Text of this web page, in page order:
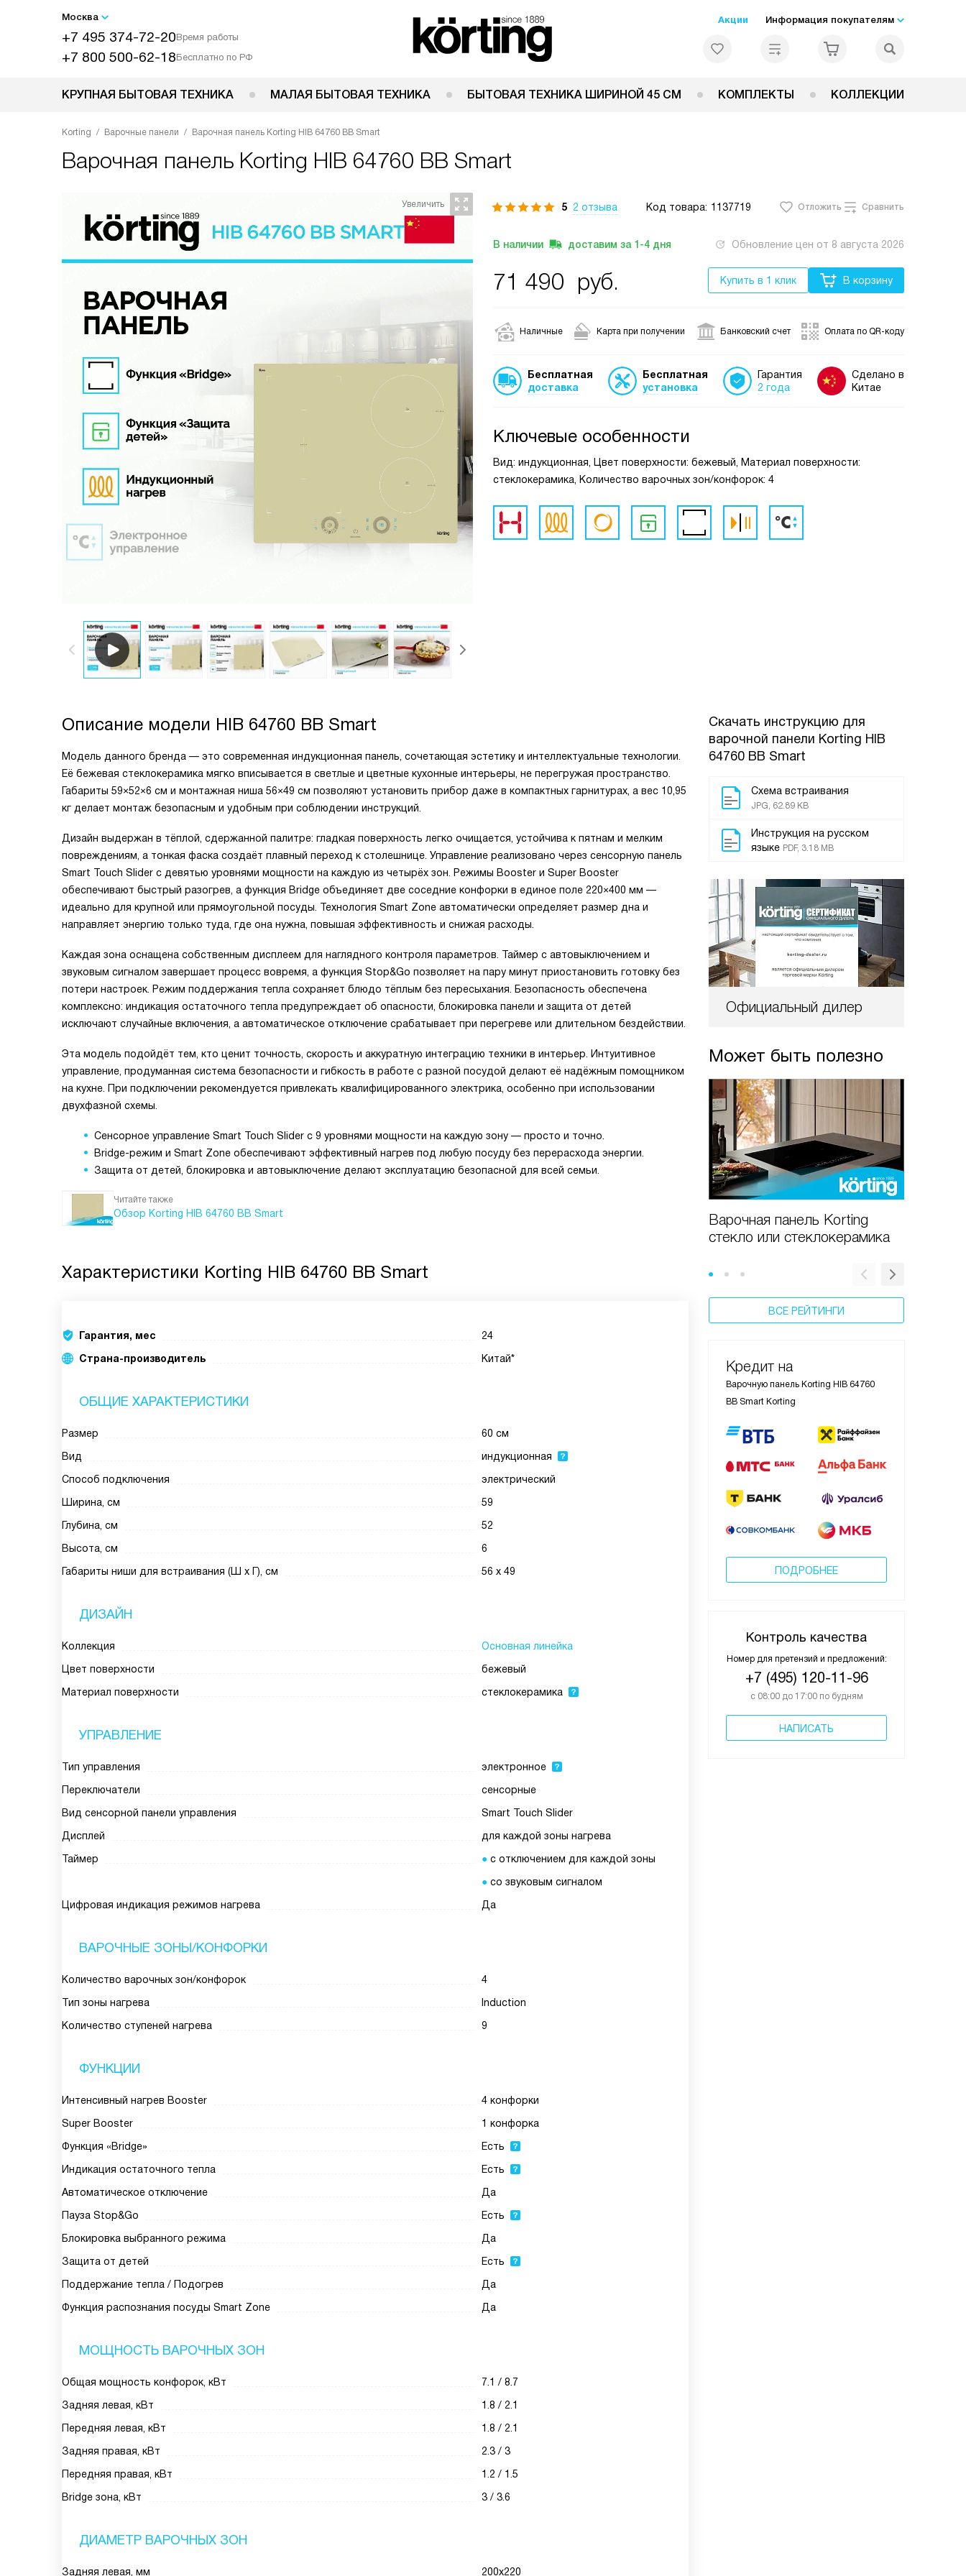
Москва
+7 495 374-72-20Время работы
+7 800 500-62-18Бесплатно по РФ
Акции Информация покупателям
КРУПНАЯ БЫТОВАЯ ТЕХНИКА МАЛАЯ БЫТОВАЯ ТЕХНИКА БЫТОВАЯ ТЕХНИКА ШИРИНОЙ 45 СМ КОМПЛЕКТЫ КОЛЛЕКЦИИ
Korting Варочные панели Варочная панель Korting HIB 64760 BB Smart
Варочная панель Korting HIB 64760 BB Smart
5 2 отзыва Код товара: 1137719 Отложить Сравнить
В наличии доставим за 1-4 дня Обновление цен от 8 августа 2026
71 490 руб. Купить в 1 клик В корзину
Наличные Карта при получении Банковский счет Оплата по QR-коду
Бесплатная
доставка
Бесплатная
установка
Гарантия
2 года
Сделано в
Китае
Ключевые особенности
Вид: индукционная, Цвет поверхности: бежевый, Материал поверхности:
стеклокерамика, Количество варочных зон/конфорок: 4
Скачать инструкцию для
варочной панели Korting HIB
64760 BB Smart
Схема встраивания
JPG, 62.89 KB
Инструкция на русском
языке PDF, 3.18 MB
Официальный дилер
Может быть полезно
Варочная панель Korting
стекло или стеклокерамика
ВСЕ РЕЙТИНГИ
Кредит на
Варочную панель Korting HIB 64760
BB Smart Korting
ПОДРОБНЕЕ
Контроль качества
Номер для претензий и предложений:
+7 (495) 120-11-96
с 08:00 до 17:00 по будням
НАПИСАТЬ
Описание модели HIB 64760 BB Smart
Модель данного бренда — это современная индукционная панель, сочетающая эстетику и интеллектуальные технологии.
Её бежевая стеклокерамика мягко вписывается в светлые и цветные кухонные интерьеры, не перегружая пространство.
Габариты 59×52×6 см и монтажная ниша 56×49 см позволяют установить прибор даже в компактных гарнитурах, а вес 10,95
кг делает монтаж безопасным и удобным при соблюдении инструкций.
Дизайн выдержан в тёплой, сдержанной палитре: гладкая поверхность легко очищается, устойчива к пятнам и мелким
повреждениям, а тонкая фаска создаёт плавный переход к столешнице. Управление реализовано через сенсорную панель
Smart Touch Slider с девятью уровнями мощности на каждую из четырёх зон. Режимы Booster и Super Booster
обеспечивают быстрый разогрев, а функция Bridge объединяет две соседние конфорки в единое поле 220×400 мм —
идеально для крупной или прямоугольной посуды. Технология Smart Zone автоматически определяет размер дна и
направляет энергию только туда, где она нужна, повышая эффективность и снижая расходы.
Каждая зона оснащена собственным дисплеем для наглядного контроля параметров. Таймер с автовыключением и
звуковым сигналом завершает процесс вовремя, а функция Stop&Go позволяет на пару минут приостановить готовку без
потери настроек. Режим поддержания тепла сохраняет блюдо тёплым без пересыхания. Безопасность обеспечена
комплексно: индикация остаточного тепла предупреждает об опасности, блокировка панели и защита от детей
исключают случайные включения, а автоматическое отключение срабатывает при перегреве или длительном бездействии.
Эта модель подойдёт тем, кто ценит точность, скорость и аккуратную интеграцию техники в интерьер. Интуитивное
управление, продуманная система безопасности и гибкость в работе с разной посудой делают её надёжным помощником
на кухне. При подключении рекомендуется привлекать квалифицированного электрика, особенно при использовании
двухфазной схемы.
Сенсорное управление Smart Touch Slider с 9 уровнями мощности на каждую зону — просто и точно.
Bridge-режим и Smart Zone обеспечивают эффективный нагрев под любую посуду без перерасхода энергии.
Защита от детей, блокировка и автовыключение делают эксплуатацию безопасной для всей семьи.
Читайте также
Обзор Korting HIB 64760 BB Smart
Характеристики Korting HIB 64760 BB Smart
Гарантия, мес
24
Страна-производитель
Китай*
ОБЩИЕ ХАРАКТЕРИСТИКИ
Размер
60 см
Вид
индукционная
Способ подключения
электрический
Ширина, см
59
Глубина, см
52
Высота, см
6
Габариты ниши для встраивания (Ш х Г), см
56 х 49
ДИЗАЙН
Коллекция
Основная линейка
Цвет поверхности
бежевый
Материал поверхности
стеклокерамика
УПРАВЛЕНИЕ
Тип управления
электронное
Переключатели
сенсорные
Вид сенсорной панели управления
Smart Touch Slider
Дисплей
для каждой зоны нагрева
Таймер
с отключением для каждой зоны
со звуковым сигналом
Цифровая индикация режимов нагрева
Да
ВАРОЧНЫЕ ЗОНЫ/КОНФОРКИ
Количество варочных зон/конфорок
4
Тип зоны нагрева
Induction
Количество ступеней нагрева
9
ФУНКЦИИ
Интенсивный нагрев Booster
4 конфорки
Super Booster
1 конфорка
Функция «Bridge»
Есть
Индикация остаточного тепла
Есть
Автоматическое отключение
Да
Пауза Stop&Go
Есть
Блокировка выбранного режима
Да
Защита от детей
Есть
Поддержание тепла / Подогрев
Да
Функция распознания посуды Smart Zone
Да
МОЩНОСТЬ ВАРОЧНЫХ ЗОН
Общая мощность конфорок, кВт
7.1 / 8.7
Задняя левая, кВт
1.8 / 2.1
Передняя левая, кВт
1.8 / 2.1
Задняя правая, кВт
2.3 / 3
Передняя правая, кВт
1.2 / 1.5
Bridge зона, кВт
3 / 3.6
ДИАМЕТР ВАРОЧНЫХ ЗОН
Задняя левая, мм 200х220